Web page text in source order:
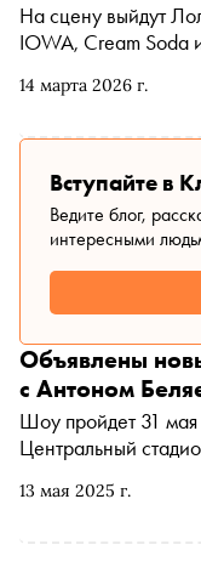
14 марта 2026 г.
На сцену выйдут
IOWA, Cream Soda
Вступайте в
Ведите блог,
интересными
13 мая 2025 г.
Объявлены
с Антоном
Шоу пройдет 31
Центральный